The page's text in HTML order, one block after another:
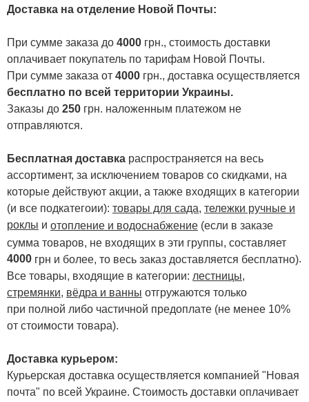
Доставка на отделение Новой Почты:
При сумме заказа до 4000 грн., стоимость доставки
оплачивает покупатель по тарифам Новой Почты.
При сумме заказа от 4000 грн., доставка осуществляется
бесплатно по всей территории Украины.
Заказы до 250 грн. наложенным платежом не
отправляются.
Бесплатная доставка распространяется на весь
ассортимент, за исключением товаров со скидками, на
которые действуют акции, а также входящих в категории
(и все подкатегоии): товары для сада, тележки ручные и
роклы и отопление и водоснабжение (если в заказе
сумма товаров, не входящих в эти группы, составляет
4000 грн и более, то весь заказ доставляется бесплатно).
Все товары, входящие в категории: лестницы,
стремянки, вёдра и ванны отгружаются только
при полной либо частичной предоплате (не менее 10%
от стоимости товара).
Доставка курьером:
Курьерская доставка осуществляется компанией "Новая
почта" по всей Украине. Стоимость доставки оплачивает